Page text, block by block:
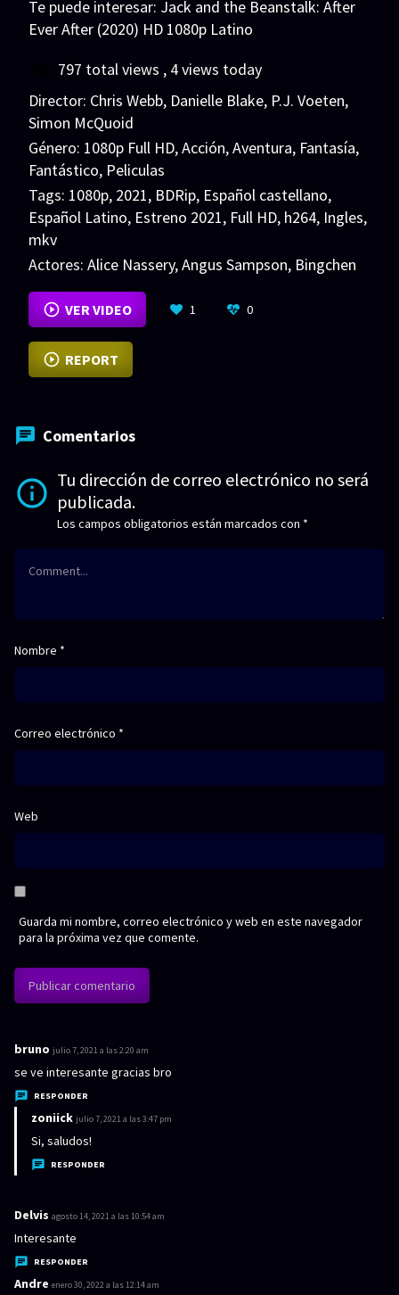
Te puede interesar: Jack and the Beanstalk: After
Ever After (2020) HD 1080p Latino
797 total views , 4 views today
Director: Chris Webb, Danielle Blake, P.J. Voeten,
Simon McQuoid
Género: 1080p Full HD,Acción,Aventura, Fantasía,
Fantástico, Peliculas
Tags: 1080p, 2021, BDRip, Español castellano,
Español Latino, Estreno 2021, Full HD, h264, Ingles,
mkv
Actores: Alice Nassery,Angus Sampson, Bingchen
Ye
VER MÁS
VER VIDEO 1 0
REPORT
Comentarios
Tu dirección de correo electrónico no será
publicada.
Los campos obligatorios están marcados con *
Nombre *
Correo electrónico *
Web
Guarda mi nombre, correo electrónico y web en este navegador
para la próxima vez que comente.
bruno d
i
c
e
:
julio 7, 2021 a las 2:20 am
se ve interesante gracias bro
RESPONDER
zoniick d
i
c
julio 7, 2021 a las 3:47 pm
Si, saludos!
RESPONDER
Delvis d
i
c
e
agosto 14, 2021 a las 10:54 am
Interesante
RESPONDER
Andre denero 30, 2022 a las 12:14 am